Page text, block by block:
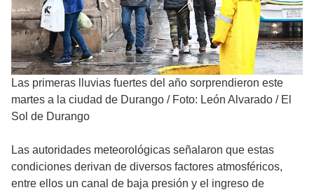
Las primeras lluvias fuertes del año sorprendieron este
martes a la ciudad de Durango / Foto: León Alvarado / El
Sol de Durango
Las autoridades meteorológicas señalaron que estas
condiciones derivan de diversos factores atmosféricos,
entre ellos un canal de baja presión y el ingreso de